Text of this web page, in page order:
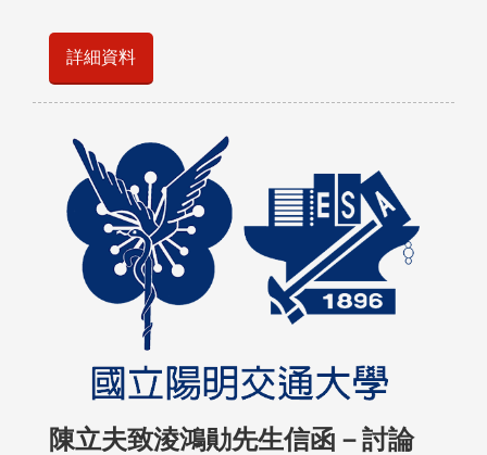
詳細資料
陳立夫致淩鴻勛先生信函－討論